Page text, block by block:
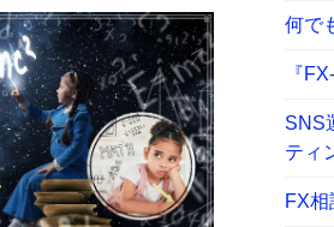
何で
『
SNS
ティ
FX